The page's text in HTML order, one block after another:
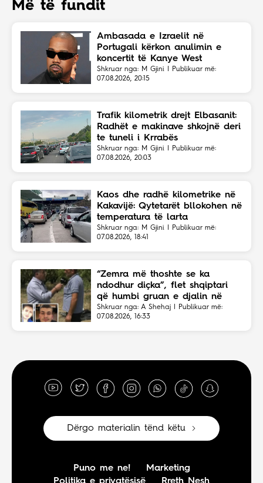
Më të fundit
Ambasada e Izraelit në
Portugali kërkon anulimin e
koncertit të Kanye West
Shkruar nga: M Gjini | Publikuar më:
07.08.2026, 20:15
Trafik kilometrik drejt Elbasanit:
Radhët e makinave shkojnë deri
te tuneli i Krrabës
Shkruar nga: M Gjini | Publikuar më:
07.08.2026, 20:03
Kaos dhe radhë kilometrike në
Kakavijë: Qytetarët bllokohen në
temperatura të larta
Shkruar nga: M Gjini | Publikuar më:
07.08.2026, 18:41
“Zemra më thoshte se ka
ndodhur diçka”, flet shqiptari
që humbi gruan e djalin në
aksident
Shkruar nga: A Shehaj | Publikuar më:
07.08.2026, 16:33
Dërgo materialin tënd këtu
Puno me ne!
Marketing